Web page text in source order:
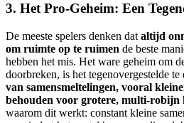
3. Het Pro-Geheim: Een
De meeste spelers denken dat altijd
om ruimte op te ruimen de beste
hebben het mis. Het ware geheim om
doorbreken, is het tegenovergestelde te
van samensmeltelingen, vooral
behouden voor grotere, multi-robijn
waarom dit werkt: constant kleine